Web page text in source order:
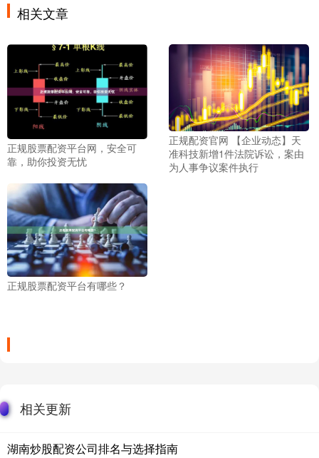
相关文章
正规股票配资平台网，安全可
靠，助你投资无忧
正规配资官网 【企业动态】天
准科技新增1件法院诉讼，案由
为人事争议案件执行
正规股票配资平台有哪些？
相关更新
湖南炒股配资公司排名与选择指南